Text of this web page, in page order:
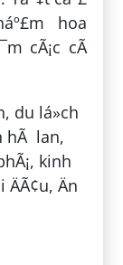
hoa
cÃ¡c cÃ